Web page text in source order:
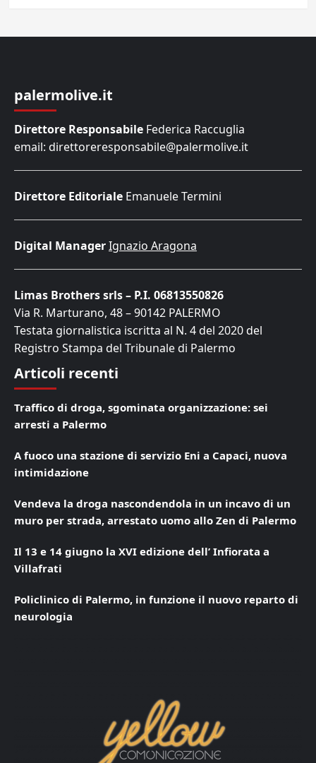
palermolive.it
Direttore Responsabile Federica Raccuglia
email: direttoreresponsabile@palermolive.it
Direttore Editoriale Emanuele Termini
Digital ManagerIgnazio Aragona
Limas Brothers srls – P.I. 06813550826
Via R. Marturano, 48 – 90142 PALERMO
Testata giornalistica iscritta al N. 4 del 2020 del
Registro Stampa del Tribunale di Palermo
Articoli recenti
Traffico di droga, sgominata organizzazione: sei
arresti a Palermo
A fuoco una stazione di servizio Eni a Capaci, nuova
intimidazione
Vendeva la droga nascondendola in un incavo di un
muro per strada, arrestato uomo allo Zen di Palermo
Il 13 e 14 giugno la XVI edizione dell’ Infiorata a
Villafrati
Policlinico di Palermo, in funzione il nuovo reparto di
neurologia